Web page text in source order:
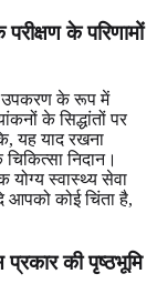
के परिणामों
उपकरण के रूप में
के सिद्धांतों पर
यह याद रखना
निदान।
योग्य स्वास्थ्य सेवा
आपको कोई चिंता है,
प्रकार की पृष्ठभूमि